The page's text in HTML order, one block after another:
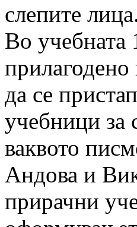
слепите
Во учебната
да се
учебници за
ваквото
Андова и
прирачни